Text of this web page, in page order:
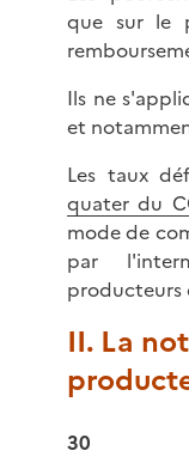
que sur le
Ils ne
et
Les taux
quater du
mode de
par
producteurs
II. La
30